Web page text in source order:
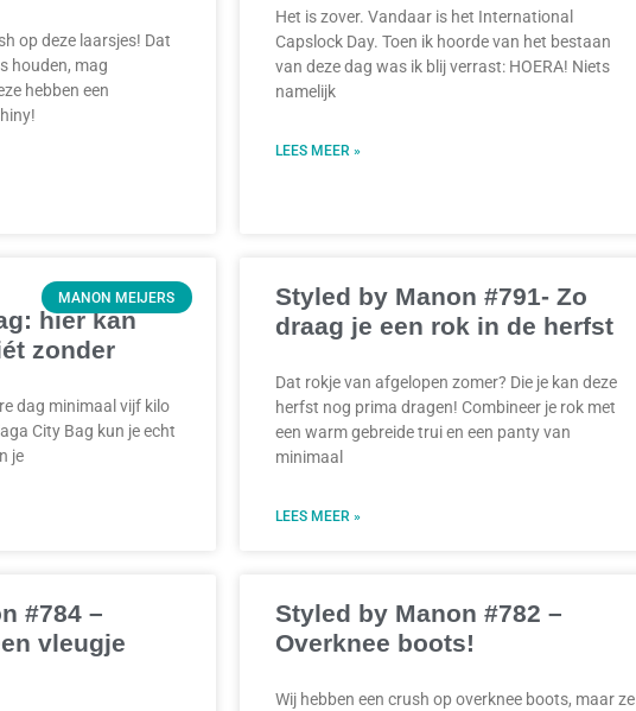
op deze laarsjes! Dat
houden, mag
hebben een
Het is zover. Vandaar is het International
Capslock Day. Toen ik hoorde van het bestaan
van deze dag was ik blij verrast: HOERA! Niets
namelijk
LEES MEER »
MANON MEIJERS
hier kan
zonder
dag minimaal vijf kilo
City Bag kun je echt
je
Styled by Manon #791- Zo
draag je een rok in de herfst
Dat rokje van afgelopen zomer? Die je kan deze
herfst nog prima dragen! Combineer je rok met
een warm gebreide trui en een panty van
minimaal
LEES MEER »
#784 –
vleugje
Styled by Manon #782 –
Overknee boots!
Wij hebben een crush op overknee boots, maar ze